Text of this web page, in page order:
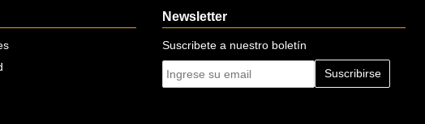
Newsletter
Suscribete a nuestro boletín
Suscribirse